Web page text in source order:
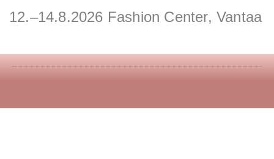
12.–14.8.2026 Fashion Center, Vantaa